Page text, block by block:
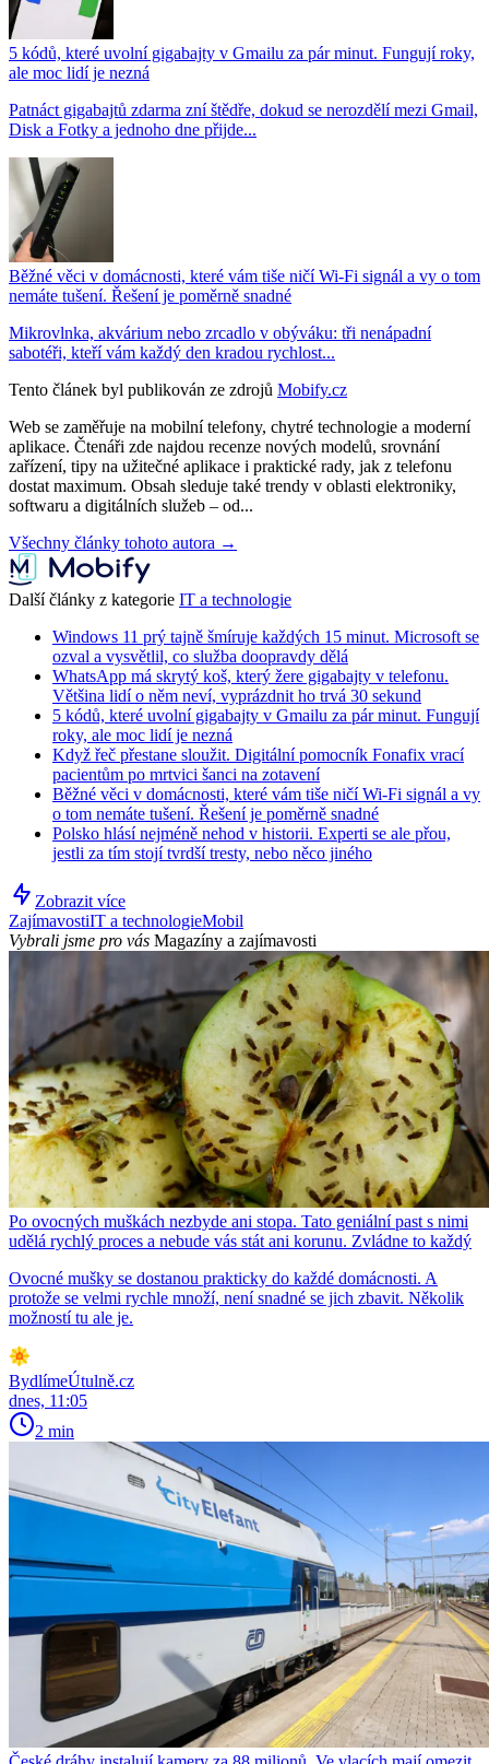
5 kódů, které uvolní gigabajty v Gmailu za pár minut. Fungují roky,
ale moc lidí je nezná
Patnáct gigabajtů zdarma zní štědře, dokud se nerozdělí mezi Gmail,
Disk a Fotky a jednoho dne přijde...
Běžné věci v domácnosti, které vám tiše ničí Wi-Fi signál a vy o tom
nemáte tušení. Řešení je poměrně snadné
Mikrovlnka, akvárium nebo zrcadlo v obýváku: tři nenápadní
sabotéři, kteří vám každý den kradou rychlost...
Tento článek byl publikován ze zdrojů Mobify.cz
Web se zaměřuje na mobilní telefony, chytré technologie a moderní
aplikace. Čtenáři zde najdou recenze nových modelů, srovnání
zařízení, tipy na užitečné aplikace i praktické rady, jak z telefonu
dostat maximum. Obsah sleduje také trendy v oblasti elektroniky,
softwaru a digitálních služeb – od...
Všechny články tohoto autora →
Další články z kategorie IT a technologie
Windows 11 prý tajně šmíruje každých 15 minut. Microsoft se
ozval a vysvětlil, co služba doopravdy dělá
WhatsApp má skrytý koš, který žere gigabajty v telefonu.
Většina lidí o něm neví, vyprázdnit ho trvá 30 sekund
5 kódů, které uvolní gigabajty v Gmailu za pár minut. Fungují
roky, ale moc lidí je nezná
Když řeč přestane sloužit. Digitální pomocník Fonafix vrací
pacientům po mrtvici šanci na zotavení
Běžné věci v domácnosti, které vám tiše ničí Wi-Fi signál a vy
o tom nemáte tušení. Řešení je poměrně snadné
Polsko hlásí nejméně nehod v historii. Experti se ale přou,
jestli za tím stojí tvrdší tresty, nebo něco jiného
Zobrazit více
ZajímavostiIT a technologieMobil
Vybrali jsme pro vás Magazíny a zajímavosti
Po ovocných muškách nezbyde ani stopa. Tato geniální past s nimi
udělá rychlý proces a nebude vás stát ani korunu. Zvládne to každý
Ovocné mušky se dostanou prakticky do každé domácnosti. A
protože se velmi rychle množí, není snadné se jich zbavit. Několik
možností tu ale je.
BydlímeÚtulně.cz
dnes, 11:05
2 min